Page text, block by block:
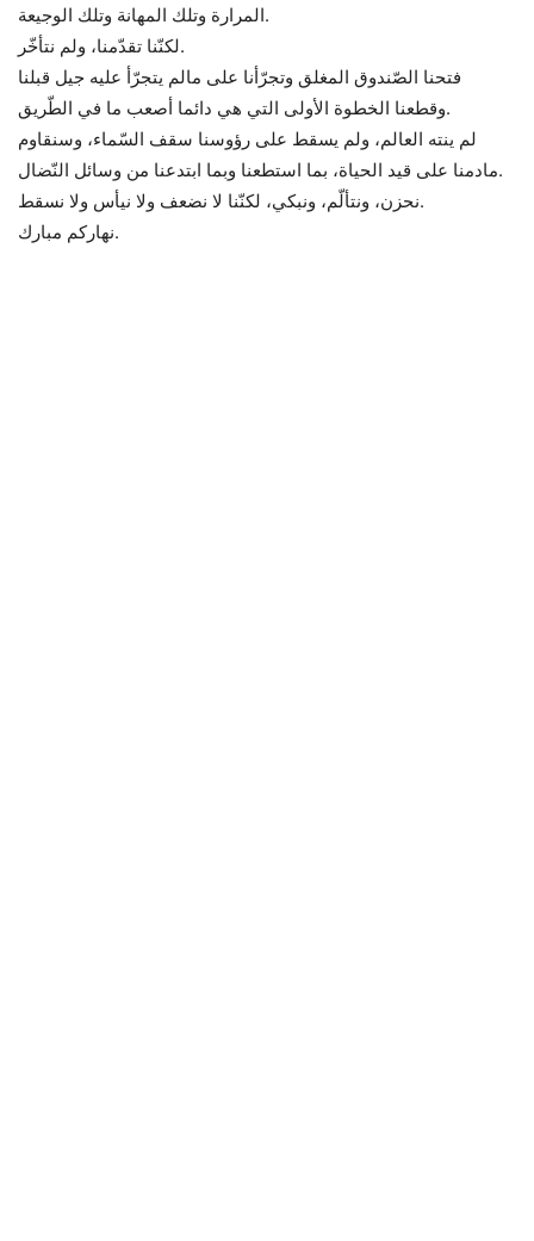
المرارة وتلك المهانة وتلك الوجيعة.
لكنّنا تقدّمنا، ولم نتأخّر.
فتحنا الصّندوق المغلق وتجرّأنا على مالم يتجرّأ عليه جيل قبلنا
وقطعنا الخطوة الأولى التي هي دائما أصعب ما في الطّريق.
لم ينته العالم، ولم يسقط على رؤوسنا سقف السّماء، وسنقاوم
مادمنا على قيد الحياة، بما استطعنا وبما ابتدعنا من وسائل النّضال.
نحزن، ونتألّم، ونبكي، لكنّنا لا نضعف ولا نيأس ولا نسقط.
نهاركم مبارك.